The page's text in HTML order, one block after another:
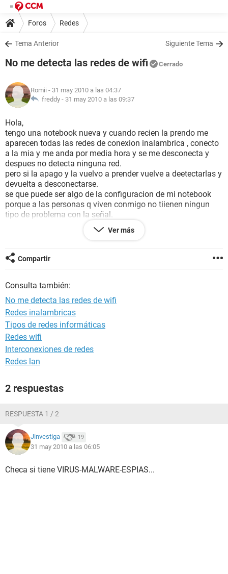
Foros Redes
Tema Anterior Siguiente Tema
No me detecta las redes de wifi Cerrado
Romii - 31 may 2010 a las 04:37
freddy - 31 may 2010 a las 09:37
Hola,
tengo una notebook nueva y cuando recien la prendo me
aparecen todas las redes de conexion inalambrica , conecto
a la mia y me anda por media hora y se me desconecta y
despues no detecta ninguna red.
pero si la apago y la vuelvo a prender vuelve a deetectarlas y
devuelta a desconectarse.
se que puede ser algo de la configuracion de mi notebook
porque a las personas q viven conmigo no tiienen ningun
tipo de problema con la señal.
alguien me podria ayudar??
Ver más
Compartir
Consulta también:
No me detecta las redes de wifi
Redes inalambricas
Tipos de redes informáticas
Redes wifi
Interconexiones de redes
Redes lan
2 respuestas
RESPUESTA 1 / 2
Jinvestiga 19
31 may 2010 a las 06:05
Checa si tiene VIRUS-MALWARE-ESPIAS...